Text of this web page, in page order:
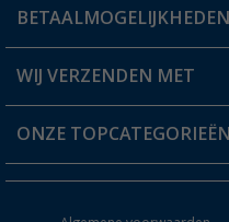
Status bestelling
Verlanglijstje
FAQ & Contact
Verzendinformatie
Catalogus
BETAALMOGELIJKHEDEN
WIJ VERZENDEN MET
ONZE TOPCATEGORIEËN